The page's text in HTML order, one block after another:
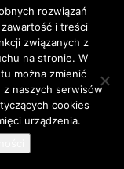
rozwiązań
i treści
związanych z
na stronie. W
można zmienić
z naszych serwisów
cookies
urządzenia.